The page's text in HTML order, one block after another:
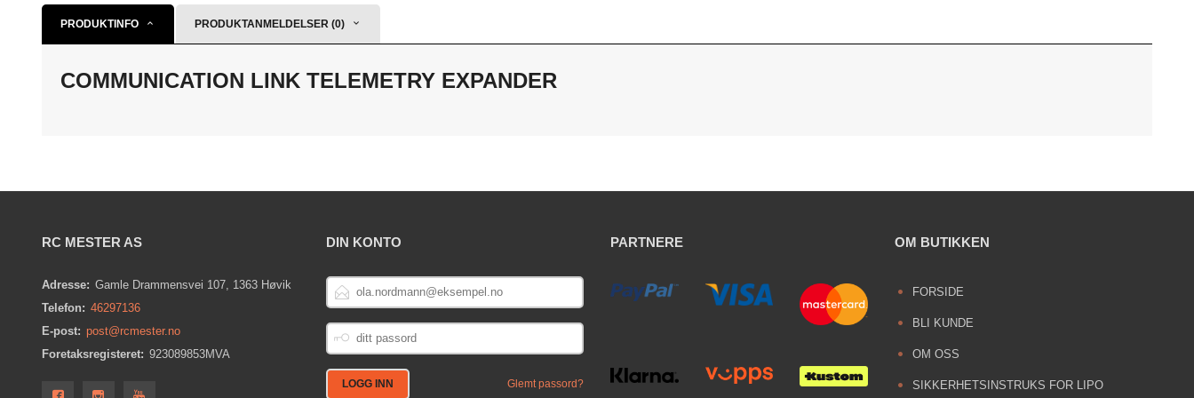
PRODUKTINFO PRODUKTANMELDELSER (0)
COMMUNICATION LINK TELEMETRY EXPANDER
RC MESTER AS
Adresse: Gamle Drammensvei 107, 1363 Høvik
Telefon: 46297136
E-post: post@rcmester.no
Foretaksregisteret: 923089853MVA
DIN KONTO
E-
POSTADRESSE
DITT
PASSORD
Glemt passord?
PARTNERE OM BUTIKKEN
FORSIDE
BLI KUNDE
OM OSS
SIKKERHETSINSTRUKS FOR LIPO